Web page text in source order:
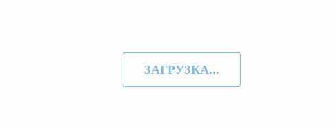
ЗАГРУЗКА...